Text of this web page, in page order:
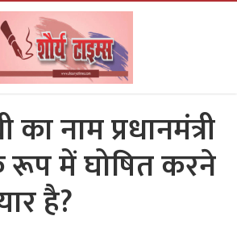
का नाम प्रधानमंत्री
रूप में घोषित करने
है?